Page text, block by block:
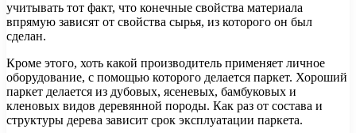
учитывать тот факт, что конечные свойства материала
впрямую зависят от свойства сырья, из которого он был
сделан.
Кроме этого, хоть какой производитель применяет личное
оборудование, с помощью которого делается паркет. Хороший
паркет делается из дубовых, ясеневых, бамбуковых и
кленовых видов деревянной породы. Как раз от состава и
структуры дерева зависит срок эксплуатации паркета.